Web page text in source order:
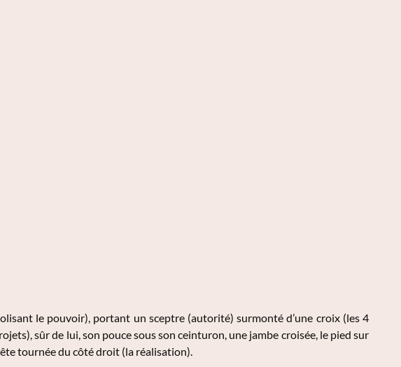
le pouvoir), portant un sceptre (autorité) surmonté d’une croix (les 4
sûr de lui, son pouce sous son ceinturon, une jambe croisée, le pied sur
tournée du côté droit (la réalisation).